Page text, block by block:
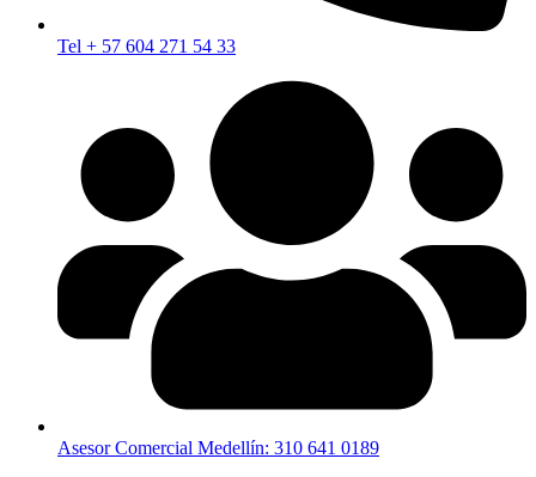
Tel + 57 604 271 54 33
Asesor Comercial Medellín: 310 641 0189